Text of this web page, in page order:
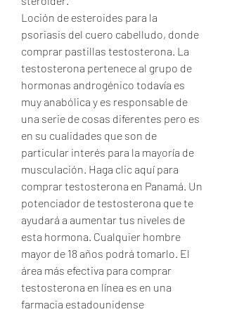
Loción de esteroides para la
psoriasis del cuero cabelludo, donde
comprar pastillas testosterona. La
testosterona pertenece al grupo de
hormonas androgénico todavía es
muy anabólica y es responsable de
una serie de cosas diferentes pero es
en su cualidades que son de
particular interés para la mayoría de
musculación. Haga clic aquí para
comprar testosterona en Panamá. Un
potenciador de testosterona que te
ayudará a aumentar tus niveles de
esta hormona. Cualquier hombre
mayor de 18 años podrá tomarlo. El
área más efectiva para comprar
testosterona en línea es en una
farmacia estadounidense